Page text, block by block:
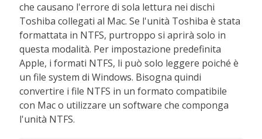
che causano l'errore di sola lettura nei dischi
Toshiba collegati al Mac. Se l'unità Toshiba è stata
formattata in NTFS, purtroppo si aprirà solo in
questa modalità. Per impostazione predefinita
Apple, i formati NTFS, li può solo leggere poiché è
un file system di Windows. Bisogna quindi
convertire i file NTFS in un formato compatibile
con Mac o utilizzare un software che componga
l'unità NTFS.